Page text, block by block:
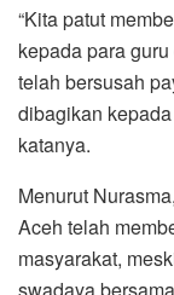
“Kita patut
kepada para
telah bersusah
dibagikan
katanya.
Menurut
Aceh telah
masyarakat,